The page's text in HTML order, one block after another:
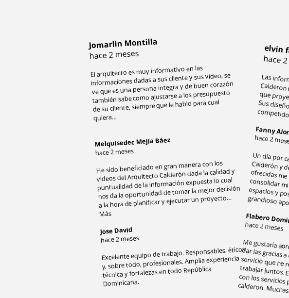
​Jomarlin Montilla
hace 2 meses
El arquitecto es muy informativo en las
informaciones dadas a sus cliente y sus video, se
ve que es una persona integra y de buen corazón
también sabe como ajustarse a los presupuesto
de su cliente, siempre que le hablo para cual
quiera…
Melquisedec Mejía Báez
hace 2 meses
He sido beneficiado en gran manera con los
videos del Arquitecto Calderón dada la calidad y
puntualidad de la información expuesta lo cual
nos da la oportunidad de tomar la mejor decisión
a la hora de planificar y ejecutar un proyecto…
Más
Jose David
hace 2 meses
Excelente equipo de trabajo. Responsables, éticos
y, sobre todo, profesionales. Amplia experiencia
técnica y fortalezas en todo República
Dominicana.
elvin
hace
Las
Calderon
que
Sus
Fanny
hace 2
Un día por
Calderón
ofrecidas
espacios y
grandioso
Flabero
hace 2 meses
Me gustaría
dar las gracias
servicio que he
trabajar
con los
calderon.